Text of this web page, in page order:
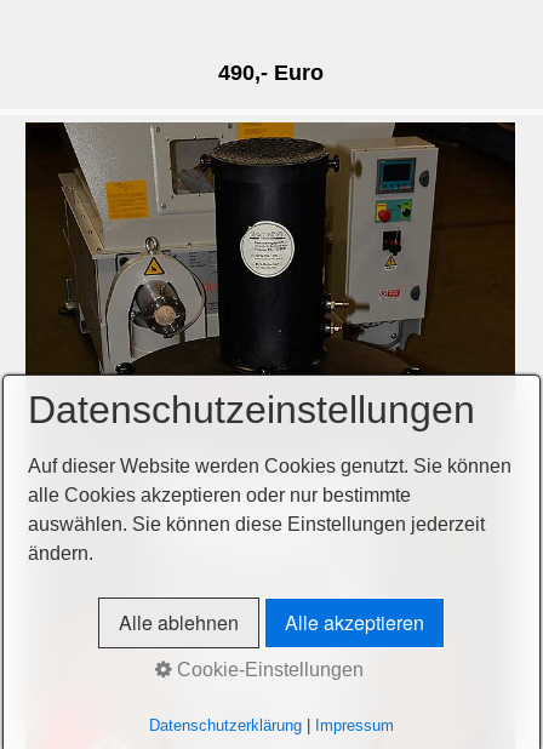
490,- Euro
Datenschutzeinstellungen
Auf dieser Website werden Cookies genutzt. Sie können
alle Cookies akzeptieren oder nur bestimmte
auswählen. Sie können diese Einstellungen jederzeit
ändern.
Alle ablehnen Alle akzeptieren
Cookie-Einstellungen
Datenschutzerklärung| Impressum